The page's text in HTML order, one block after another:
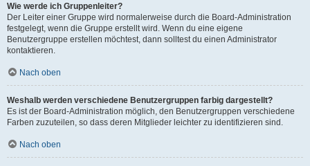
Wie werde ich Gruppenleiter?
Der Leiter einer Gruppe wird normalerweise durch die Board-Administration
festgelegt, wenn die Gruppe erstellt wird. Wenn du eine eigene
Benutzergruppe erstellen möchtest, dann solltest du einen Administrator
kontaktieren.
Nach oben
Weshalb werden verschiedene Benutzergruppen farbig dargestellt?
Es ist der Board-Administration möglich, den Benutzergruppen verschiedene
Farben zuzuteilen, so dass deren Mitglieder leichter zu identifizieren sind.
Nach oben